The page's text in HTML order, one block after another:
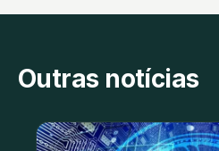
Outras notícias